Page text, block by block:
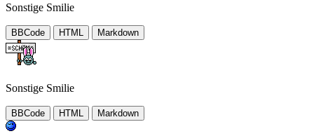
Sonstige Smilie
BBCode HTML Markdown
Sonstige Smilie
BBCode HTML Markdown